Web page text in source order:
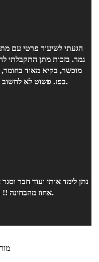
גמר. בזכות מתן התקבלתי
מוכשר, בקיא מאוד בחומר,
בפז. פשוט לא לחשוב פעמיים, לא תמצאו מורה יותר טוב ממנו.
אחוז מהבחינה !! הוא מלמד מצויין ! ואני ממליץ עליו בחום.